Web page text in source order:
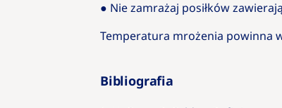
● Nie zamrażaj posiłków
Temperatura mrożenia powinna
Bibliografia